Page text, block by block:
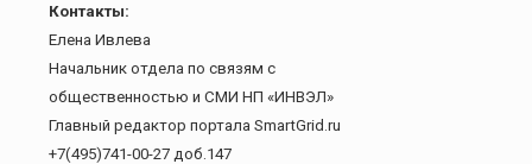
Контакты:
Елена Ивлева
Начальник отдела по связям с
общественностью и СМИ НП «ИНВЭЛ»
Главный редактор портала SmartGrid ru
+7(495)741-00-27 доб.147